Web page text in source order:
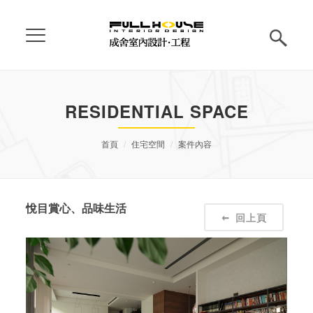
RESIDENTIAL SPACE
首頁 住宅空間 案件內容
悅目賞心、品味生活
回上頁